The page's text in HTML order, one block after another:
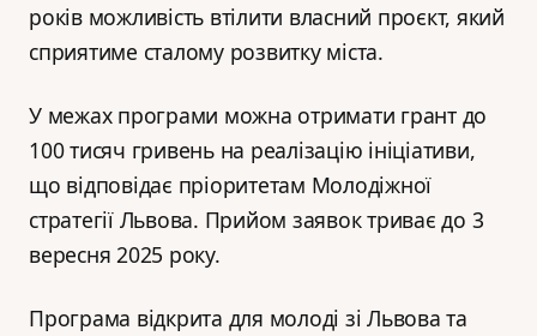
років можливість втілити власний проєкт, який
сприятиме сталому розвитку міста.
У межах програми можна отримати грант до
100 тисяч гривень на реалізацію ініціативи,
що відповідає пріоритетам Молодіжної
стратегії Львова. Прийом заявок триває до 3
вересня 2025 року.
Програма відкрита для молоді зі Львова та